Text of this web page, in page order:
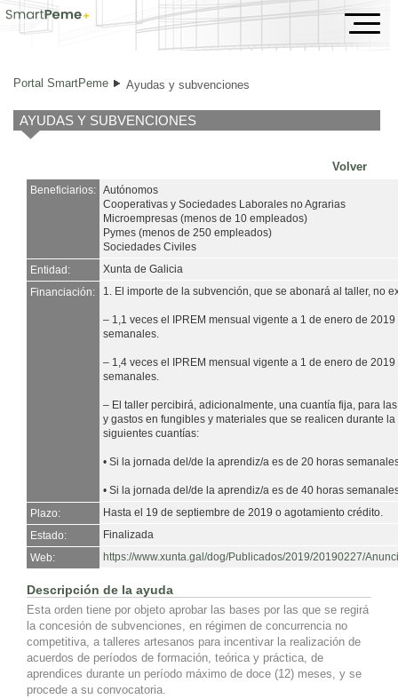
Ayudas y subvenciones
Portal SmartPeme Ayudas y subvenciones
AYUDAS Y SUBVENCIONES
Volver
Beneficiarios: Autónomos
Cooperativas y Sociedades Laborales no Agrarias
Microempresas (menos de 10 empleados)
Pymes (menos de 250 empleados)
Sociedades Civiles
Entidad:
Xunta de Galicia
Financiación:
1. El importe de la subvención, que se abonará al taller, no
– 1,1 veces el IPREM mensual vigente a 1 de enero de
semanales.
– 1,4 veces el IPREM mensual vigente a 1 de enero de
semanales.
– El taller percibirá, adicionalmente, una cuantía fija, para
y gastos en fungibles y materiales que se realicen durante
siguientes cuantías:
• Si la jornada del/de la aprendiz/a es de 20 horas
• Si la jornada del/de la aprendiz/a es de 40 horas
Plazo:
Hasta el 19 de septiembre de 2019 o agotamiento crédito.
Estado:
Finalizada
Web:
https://www.xunta.gal/dog/Publicados/2019/20190227/
Descripción de la ayuda
Esta orden tiene por objeto aprobar las bases por las que se regirá
la concesión de subvenciones, en régimen de concurrencia no
competitiva, a talleres artesanos para incentivar la realización de
acuerdos de períodos de formación, teórica y práctica, de
aprendices durante un período máximo de doce (12) meses, y se
procede a su convocatoria.